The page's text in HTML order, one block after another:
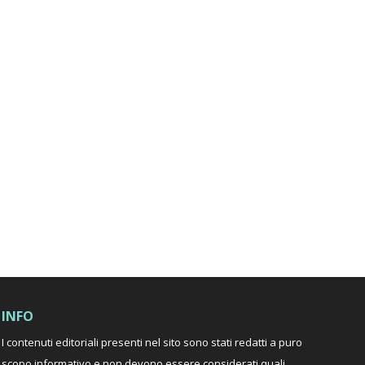
INFO
I contenuti editoriali presenti nel sito sono stati redatti a puro